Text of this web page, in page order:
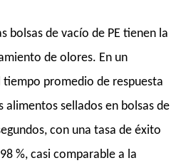
bolsas de vacío de PE tienen la
de olores. En un
promedio de respuesta
alimentos sellados en bolsas de
con una tasa de éxito
%, casi comparable a la